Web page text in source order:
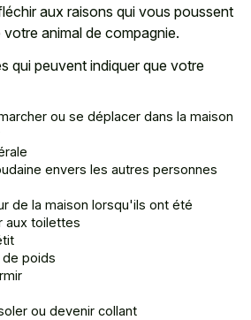
aux raisons qui vous poussent
animal de compagnie.
qui peuvent indiquer que votre
ou se déplacer dans la maison
envers les autres personnes
de la maison lorsqu'ils ont été
aux toilettes
poids
ou devenir collant